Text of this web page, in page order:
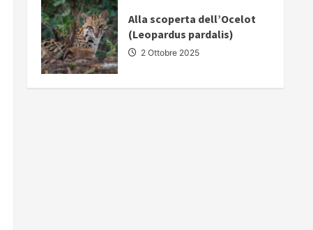
Alla scoperta dell’Ocelot
(Leopardus pardalis)
2 Ottobre 2025